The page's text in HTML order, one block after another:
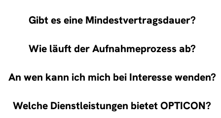
Gibt es eine Mindestvertragsdauer?
Wie läuft der Aufnahmeprozess ab?
An wen kann ich mich bei Interesse wenden?
Welche Dienstleistungen bietet OPTICON?